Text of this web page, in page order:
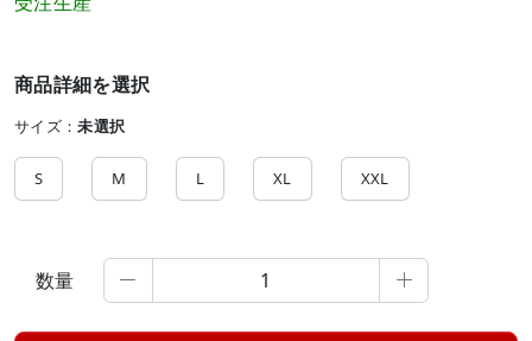
商品詳細を選択
サイズ：未選択
S M L XL XXL
数量  